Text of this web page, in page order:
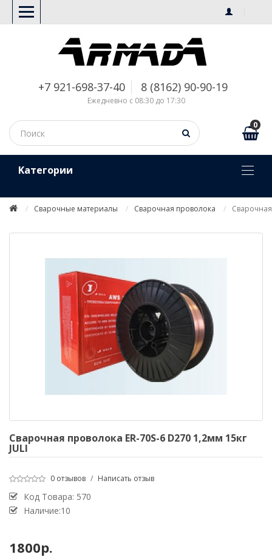
+7 921-698-37-40 8 (8162) 90-90-19
Ежедневно с 08:30 до 17:30
0
Kатегории
Сварочные материалы Сварочная проволока Сварочная
Сварочная проволока ER-70S-6 D270 1,2мм 15кг
JULI
0 отзывов / Написать отзыв
Код Товара: 570
Наличие:10
1800р.